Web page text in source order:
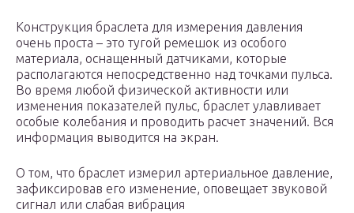
Конструкция браслета для измерения давления
очень проста – это тугой ремешок из особого
материала, оснащенный датчиками, которые
располагаются непосредственно над точками пульса.
Во время любой физической активности или
изменения показателей пульс, браслет улавливает
особые колебания и проводить расчет значений. Вся
информация выводится на экран.
О том, что браслет измерил артериальное давление,
зафиксировав его изменение, оповещает звуковой
сигнал или слабая вибрация